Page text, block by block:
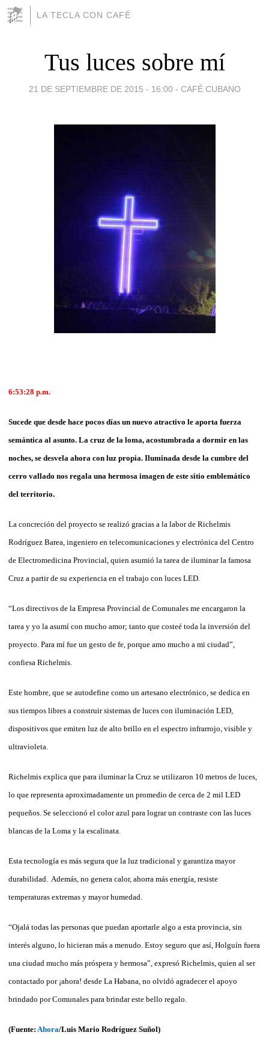
LA TECLA CON CAFÉ
Tus luces sobre mí
21 DE SEPTIEMBRE DE 2015 - 16:00 - CAFÉ CUBANO
6:53:28 p.m.
Sucede que desde hace pocos días un nuevo atractivo le aporta fuerza
semántica al asunto. La cruz de la loma, acostumbrada a dormir en las
noches, se desvela ahora con luz propia. Iluminada desde la cumbre del
cerro vallado nos regala una hermosa imagen de este sitio emblemático
del territorio.
La concreción del proyecto se realizó gracias a la labor de Richelmis
Rodríguez Barea, ingeniero en telecomunicaciones y electrónica del Centro
de Electromedicina Provincial, quien asumió la tarea de iluminar la famosa
Cruz a partir de su experiencia en el trabajo con luces LED.
“Los directivos de la Empresa Provincial de Comunales me encargaron la
tarea y yo la asumí con mucho amor; tanto que costeé toda la inversión del
proyecto. Para mí fue un gesto de fe, porque amo mucho a mi ciudad”,
confiesa Richelmis.
Este hombre, que se autodefine como un artesano electrónico, se dedica en
sus tiempos libres a construir sistemas de luces con iluminación LED,
dispositivos que emiten luz de alto brillo en el espectro infrarrojo, visible y
ultravioleta.
Richelmis explica que para iluminar la Cruz se utilizaron 10 metros de luces,
lo que representa aproximadamente un promedio de cerca de 2 mil LED
pequeños. Se seleccionó el color azul para lograr un contraste con las luces
blancas de la Loma y la escalinata.
Esta tecnología es más segura que la luz tradicional y garantiza mayor
durabilidad. Además, no genera calor, ahorra más energía, resiste
temperaturas extremas y mayor humedad.
“Ojalá todas las personas que puedan aportarle algo a esta provincia, sin
interés alguno, lo hicieran más a menudo. Estoy seguro que así, Holguín fuera
una ciudad mucho más próspera y hermosa”, expresó Richelmis, quien al ser
contactado por ¡ahora! desde La Habana, no olvidó agradecer el apoyo
brindado por Comunales para brindar este bello regalo.
(Fuente: Ahora/Luis Mario Rodríguez Suñol)